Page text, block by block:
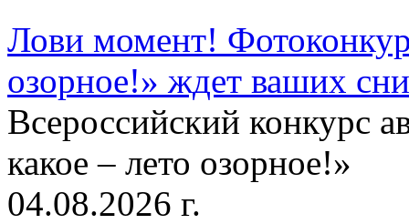
Лови момент!
озорное!» ждет ваших
Всероссийский конкурс
какое – лето озорное!»
04.08.2026 г.